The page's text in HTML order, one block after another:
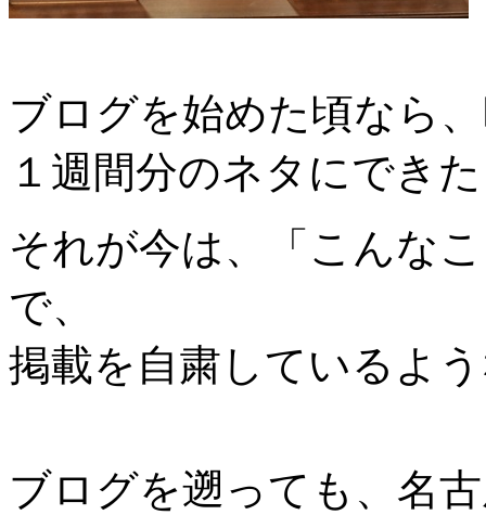
ブログを始めた頃なら
１週間分のネタにでき
それが今は、「こんな
で、
掲載を自粛しているよ
ブログを遡っても、名